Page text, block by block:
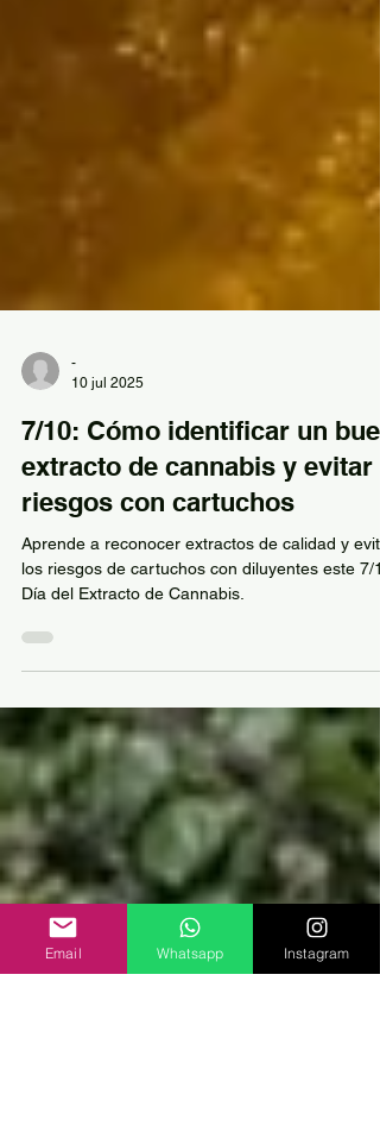
10 jul 2025
7/10: Cómo identificar un buen
extracto de cannabis y evitar
riesgos con cartuchos
Aprende a reconocer extractos de calidad y evita
Día del Extracto de Cannabis.
Email Whatsapp Instagram